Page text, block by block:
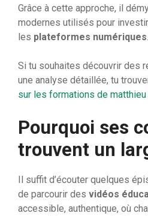
Grâce à cette approche, il
modernes utilisés pour
les plateformes numériques
Si tu souhaites découvrir des
une analyse détaillée, tu
sur les formations de
Pourquoi ses
trouvent un
Il suffit d’écouter quelques
de parcourir des vidéos
accessible, authentique, où